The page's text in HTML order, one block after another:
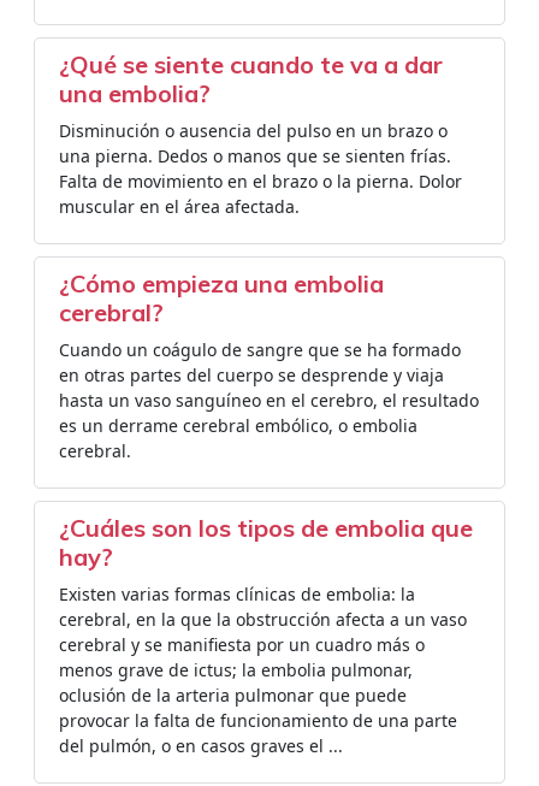
¿Qué se siente cuando te va a dar
una embolia?
Disminución o ausencia del pulso en un brazo o
una pierna. Dedos o manos que se sienten frías.
Falta de movimiento en el brazo o la pierna. Dolor
muscular en el área afectada.
¿Cómo empieza una embolia
cerebral?
Cuando un coágulo de sangre que se ha formado
en otras partes del cuerpo se desprende y viaja
hasta un vaso sanguíneo en el cerebro, el resultado
es un derrame cerebral embólico, o embolia
cerebral.
¿Cuáles son los tipos de embolia que
hay?
Existen varias formas clínicas de embolia: la
cerebral, en la que la obstrucción afecta a un vaso
cerebral y se manifiesta por un cuadro más o
menos grave de ictus; la embolia pulmonar,
oclusión de la arteria pulmonar que puede
provocar la falta de funcionamiento de una parte
del pulmón, o en casos graves el ...